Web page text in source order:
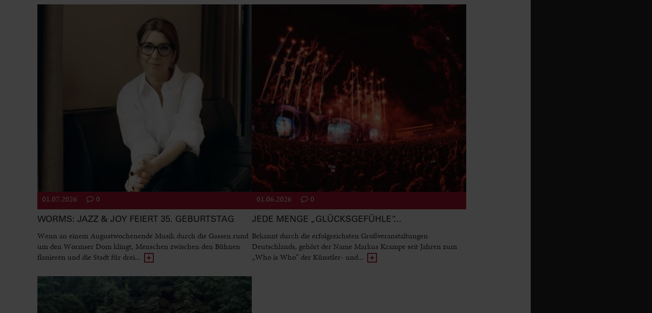
01.07.2026 0
WORMS: JAZZ & JOY FEIERT 35. GEBURTSTAG
Wenn an einem Augustwochenende Musik durch die Gassen rund
um den Wormser Dom klingt, Menschen zwischen den Bühnen
flanieren und die Stadt für drei...
01.06.2026 0
JEDE MENGE „GLÜCKSGEFÜHLE“…
Bekannt durch die erfolgreichsten Großveranstaltungen
Deutschlands, gehört der Name Markus Krampe seit Jahren zum
„Who is Who“ der Künstler- und...